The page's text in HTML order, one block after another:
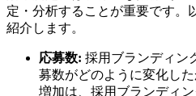
定・分析することが重要です。
紹介します。
応募数: 採用ブランディン
募数がどのように変化し
増加は、採用ブランディ